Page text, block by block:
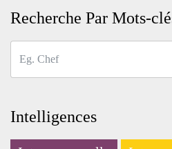
Recherche Par Mots-
Intelligences